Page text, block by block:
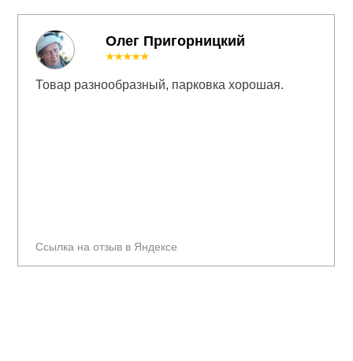
Олег Пригорницкий
Ссылка на отзыв в Яндексе
★★★★★
Товар разнообразный, парковка хорошая.